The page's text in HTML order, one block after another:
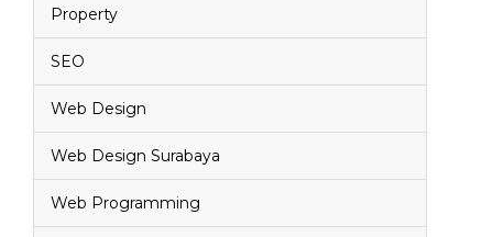
Property
SEO
Web Design
Web Design Surabaya
Web Programming